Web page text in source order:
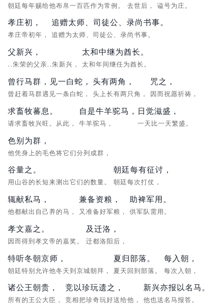
朝廷每年赐给他布帛一百匹作为常例。 去世后， 谥号为庄。
孝庄初，
孝庄帝初年，
追赠太师、司徒公、录尚书事。
追赠为太师、司徒公、录尚书事。
父新兴，
..朱荣的父亲..朱新兴，
太和中继为酋长。
太和年间继任为酋长。
曾行马群，见一白蛇，
曾赶着马群遇见一条白蛇，
头有两角，
头上长有两只角，
咒之，
因而祝愿祈祷，
求畜牧蕃息。
请求畜牧兴旺。从此，
自是牛羊驼马，
牛羊驼马，
日觉滋盛，
一天比一天繁盛。
色别为群，
他凭身上的毛色将它们分列成群，
谷量之。
用山谷的长短来测出它们的数量。
朝廷每有征讨，
朝廷每次打仗，
辄献私马，
他都献出自己养的马，
兼备资粮，
又准备好军粮，
助裨军用。
供军队需用。
孝文嘉之。
因而得到孝文帝的嘉奖。
及迁洛，
迁都洛阳后，
特听冬朝京师，
朝廷特别允许他冬天到京城朝拜，
夏归部落。
夏天回到部落。
每入朝，
每次入朝，
诸公王朝贵，
所有的王公大臣，
竞以珍玩遗之，
竞相把珍奇玩好送给他，
新兴亦报以名马。
他也送名马报答。